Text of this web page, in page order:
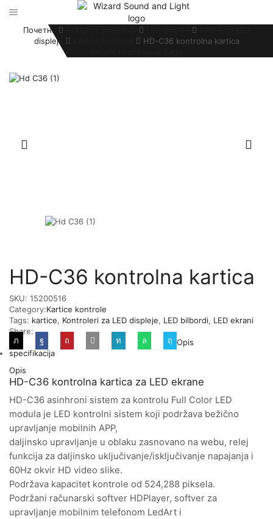
Почетна
displeje
HD-C36 kontrolna kartica
HD-C36 kontrolna kartica
SKU: 15200516
Category:Kartice kontrole
Tags: kartice, Kontroleri za LED displeje, LED bilbordi, LED ekrani
Share:
Opis
specifikacija
Opis
HD-C36 kontrolna kartica za LED ekrane
HD-C36 asinhroni sistem za kontrolu Full Color LED
modula je LED kontrolni sistem koji podržava bežično
upravljanje mobilnih APP,
daljinsko upravljanje u oblaku zasnovano na webu, relej
funkcija za daljinsko uključivanje/isključivanje napajanja i
60Hz okvir HD video slike.
Podržava kapacitet kontrole od 524,288 piksela.
Podržani računarski softver HDPlayer, softver za
upravljanje mobilnim telefonom LedArt i